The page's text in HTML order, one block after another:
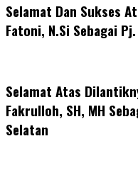
Selamat Dan Sukses
Fatoni, N.Si Sebagai
Selamat Atas
Fakrulloh, SH, MH
Selatan